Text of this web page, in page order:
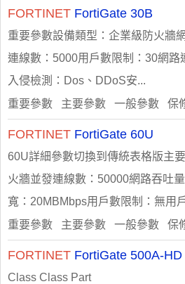
FORTINET FortiGate 30B
重要參數設備類型：企業級防火牆
連線數：5000用戶數限制：30網路
入侵檢測：Dos、DDoS安...
重要參數 主要參數 一般參數 保
FORTINET FortiGate 60U
60U詳細參數切換到傳統表格版主
火牆並發連線數：50000網路吞吐
寬：20MBMbps用戶數限制：無用
重要參數 主要參數 一般參數 保
FORTINET FortiGate 500A-HD
Class Class Part